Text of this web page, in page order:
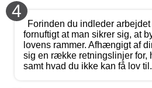
4
Forinden du indleder
fornuftigt at man sikrer sig, at
lovens rammer. Afhængigt af
sig en række retningslinjer for,
samt hvad du ikke kan få lov til.